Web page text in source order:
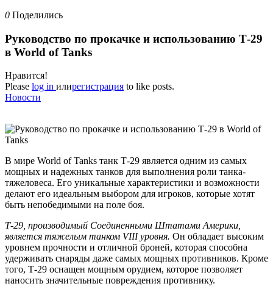
0 Поделились
Руководство по прокачке и использованию Т-29
в World of Tanks
Нравится!
Please log in илирегистрация to like posts.
Новости
В мире World of Tanks танк Т-29 является одним из самых
мощных и надежных танков для выполнения роли танка-
тяжеловеса. Его уникальные характеристики и возможности
делают его идеальным выбором для игроков, которые хотят
быть непобедимыми на поле боя.
Т-29, производимый Соединенными Штатами Америки,
является тяжелым танком VIII уровня. Он обладает высоким
уровнем прочности и отличной броней, которая способна
удерживать снаряды даже самых мощных противников. Кроме
того, Т-29 оснащен мощным орудием, которое позволяет
наносить значительные повреждения противнику.